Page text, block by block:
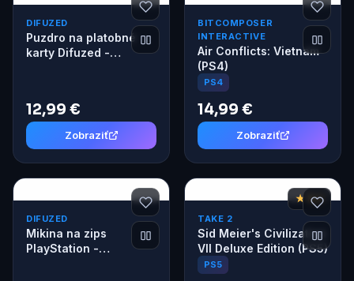
DIFUZED
Puzdro na platobné
karty Difuzed -
12,99 €
Zobraziť
BITCOMPOSER
INTERACTIVE
Air Conflicts: Vietnam
(PS4)
PS4
14,99 €
Zobraziť
DIFUZED
Mikina na zips
PlayStation -
★ 8,2
TAKE 2
Sid Meier's Civilization
VII Deluxe Edition (PS5)
PS5